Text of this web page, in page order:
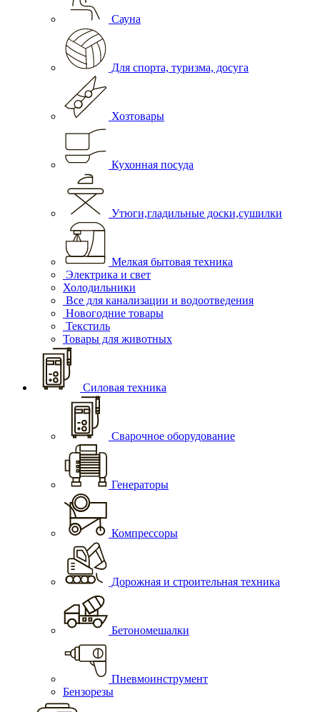
Сауна
Для спорта, туризма, досуга
Хозтовары
Кухонная посуда
Утюги,гладильные доски,сушилки
Мелкая бытовая техника
Электрика и свет
Холодильники
Все для канализации и водоотведения
Новогодние товары
Текстиль
Товары для животных
Силовая техника
Сварочное оборудование
Генераторы
Компрессоры
Дорожная и строительная техника
Бетономешалки
Пневмоинструмент
Бензорезы